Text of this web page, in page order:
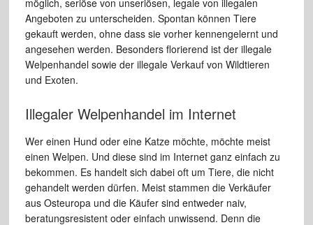
möglich, seriöse von unseriösen, legale von illegalen
Angeboten zu unterscheiden. Spontan können Tiere
gekauft werden, ohne dass sie vorher kennengelernt und
angesehen werden. Besonders florierend ist der illegale
Welpenhandel sowie der illegale Verkauf von Wildtieren
und Exoten.
Illegaler Welpenhandel im Internet
Wer einen Hund oder eine Katze möchte, möchte meist
einen Welpen. Und diese sind im Internet ganz einfach zu
bekommen. Es handelt sich dabei oft um Tiere, die nicht
gehandelt werden dürfen. Meist stammen die Verkäufer
aus Osteuropa und die Käufer sind entweder naiv,
beratungsresistent oder einfach unwissend. Denn die